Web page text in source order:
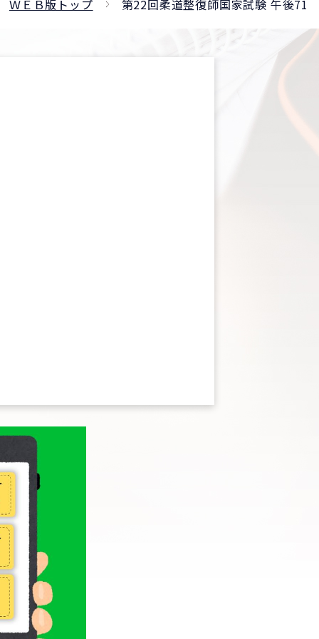
ＷＥＢ版トップ 第22回柔道整復師国家試験 午後71